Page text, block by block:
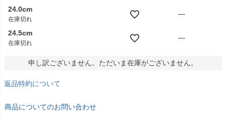
24.0cm
在庫切れ
—
24.5cm
在庫切れ
—
申し訳ございません。ただいま在庫がございません。
返品特約について
商品についてのお問い合わせ